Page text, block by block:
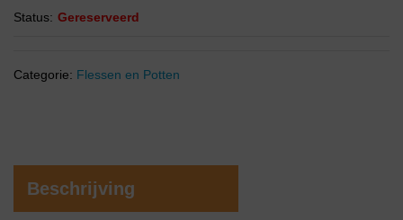
Status: Gereserveerd
Categorie: Flessen en Potten
Beschrijving